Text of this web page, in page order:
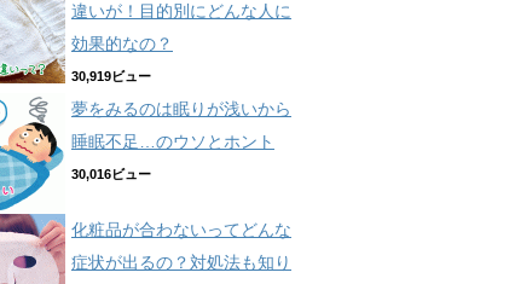
違いが！目的別にどんな人に
効果的なの？
30,919ビュー
夢をみるのは眠りが浅いから
睡眠不足…のウソとホント
30,016ビュー
化粧品が合わないってどんな
症状が出るの？対処法も知り